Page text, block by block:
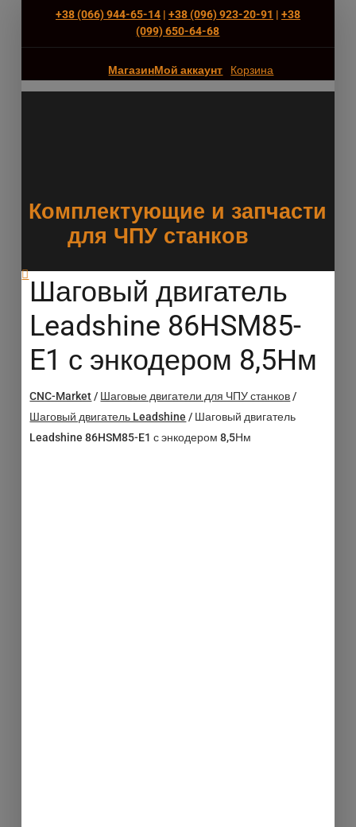
+38 (066) 944-65-14| +38 (096) 923-20-91 | +38
(‎099) 650-64-68
МагазинМой аккаунт Корзина
Комплектующие и запчасти
для ЧПУ станков
Шаговый двигатель
Leadshine 86HSM85-
E1 с энкодером 8,5Нм
CNC-Market/ Шаговые двигатели для ЧПУ станков/
Шаговый двигатель Leadshine / Шаговый двигатель
Leadshine 86HSM85-E1 с энкодером 8,5Нм